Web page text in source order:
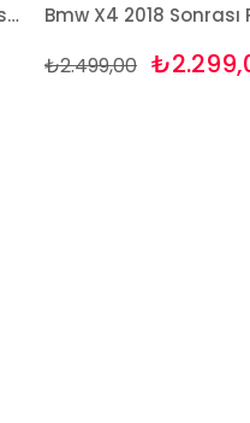
BMW X4 F26 2015 3D Havuzlu Paspas Takımı Bizymo
₺2.499,00